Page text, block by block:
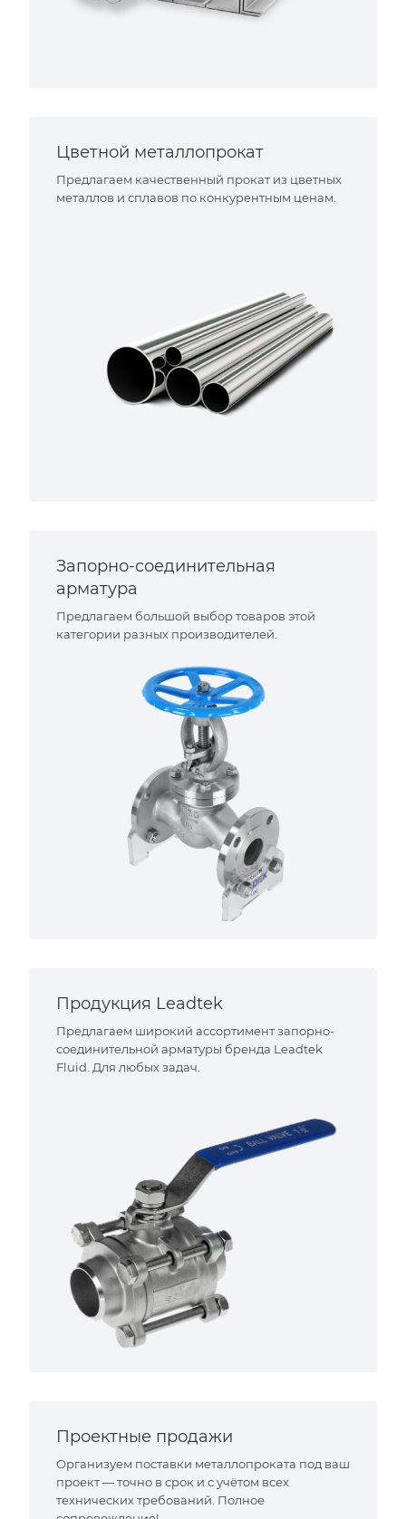
Цветной металлопрокат
Предлагаем качественный прокат из цветных
металлов и сплавов по конкурентным ценам.
Запорно-соединительная
арматура
Предлагаем большой выбор товаров этой
категории разных производителей.
Продукция Leadtek
Предлагаем широкий ассортимент запорно-
соединительной арматуры бренда Leadtek
Fluid. Для любых задач.
Проектные продажи
Организуем поставки металлопроката под ваш
проект — точно в срок и с учётом всех
технических требований. Полное